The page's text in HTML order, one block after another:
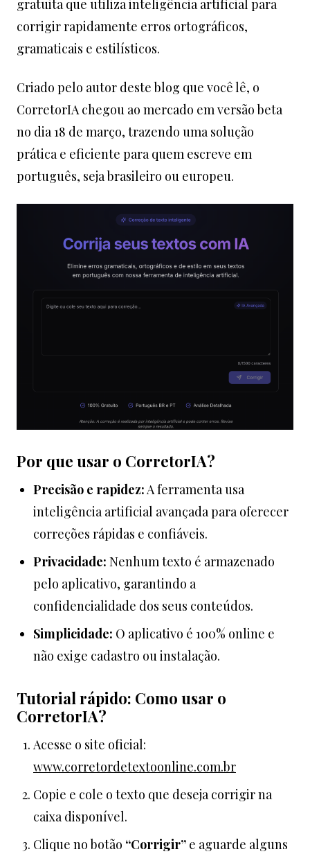
gratuita que utiliza inteligência artificial para
corrigir rapidamente erros ortográficos,
gramaticais e estilísticos.
Criado pelo autor deste blog que você lê, o
CorretorIA chegou ao mercado em versão beta
no dia 18 de março, trazendo uma solução
prática e eficiente para quem escreve em
português, seja brasileiro ou europeu.
Por que usar o CorretorIA?
Precisão e rapidez: A ferramenta usa
inteligência artificial avançada para oferecer
correções rápidas e confiáveis.
Privacidade: Nenhum texto é armazenado
pelo aplicativo, garantindo a
confidencialidade dos seus conteúdos.
Simplicidade: O aplicativo é 100% online e
não exige cadastro ou instalação.
Tutorial rápido: Como usar o
CorretorIA?
Acesse o site oficial:
www.corretordetextoonline.com.br
Copie e cole o texto que deseja corrigir na
caixa disponível.
Clique no botão “Corrigir” e aguarde alguns